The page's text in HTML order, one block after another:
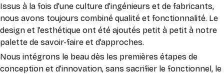
Issus à la fois d’une culture d’ingénieurs et de fabricants,
nous avons toujours combiné qualité et fonctionnalité. Le
design et l’esthétique ont été ajoutés petit à petit à notre
palette de savoir-faire et d’approches.
Nous intégrons le beau dès les premières étapes de
conception et d’innovation, sans sacrifier le fonctionnel, le